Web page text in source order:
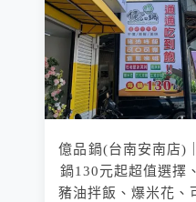
億品鍋(台南安南店)
鍋130元起超值選擇
豬油拌飯、爆米花、